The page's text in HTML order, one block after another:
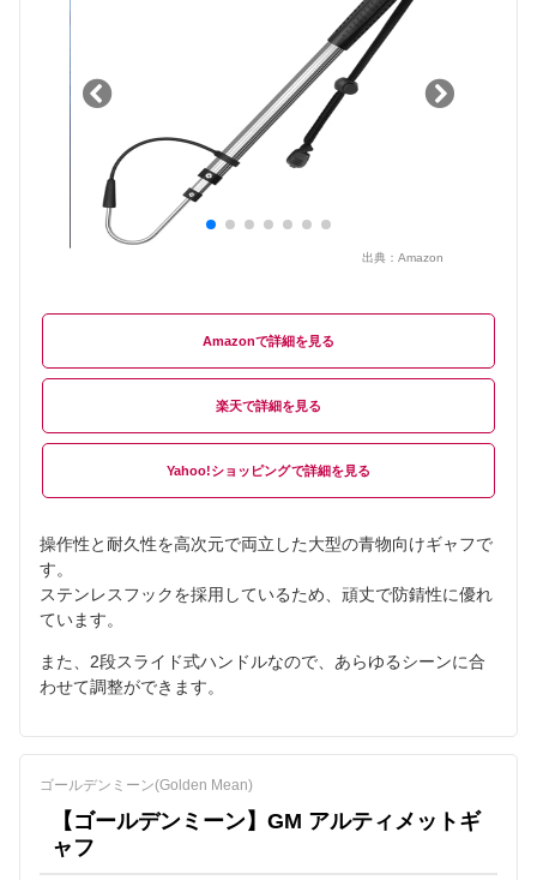
出典： Amazon
Amazon
楽天
Yahoo!ショッピング
操作性と耐久性を高次元で両立した大型の青物向けギャフで
す。
ステンレスフックを採用しているため、頑丈で防錆性に優れ
ています。
また、2段スライド式ハンドルなので、あらゆるシーンに合
わせて調整ができます。
ゴールデンミーン(Golden Mean)
【ゴールデンミーン】GM アルティメットギ
ャフ